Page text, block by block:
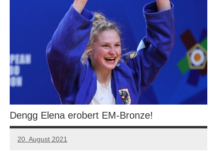
Dengg Elena erobert EM-Bronze!
20. August 2021
Manfred